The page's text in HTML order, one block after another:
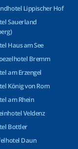
Lippischer Hof
Sauerland
Haus am See
Bremm
am Erzengel
König von Rom
am Rhein
Veldenz
Bottler
Daun